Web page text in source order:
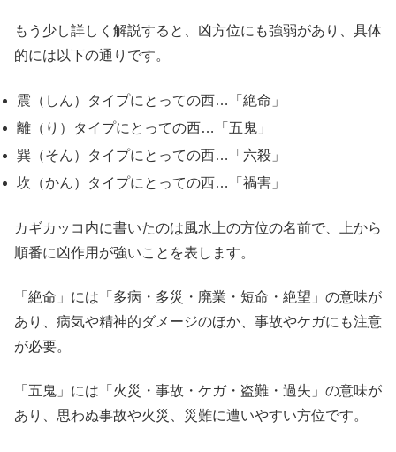
もう少し詳しく解説すると、凶方位にも強弱があり、具体
的には以下の通りです。
震（しん）タイプにとっての西…「絶命」
離（り）タイプにとっての西…「五鬼」
巽（そん）タイプにとっての西…「六殺」
坎（かん）タイプにとっての西…「禍害」
カギカッコ内に書いたのは風水上の方位の名前で、上から
順番に凶作用が強いことを表します。
「絶命」には「多病・多災・廃業・短命・絶望」の意味が
あり、病気や精神的ダメージのほか、事故やケガにも注意
が必要。
「五鬼」には「火災・事故・ケガ・盗難・過失」の意味が
あり、思わぬ事故や火災、災難に遭いやすい方位です。